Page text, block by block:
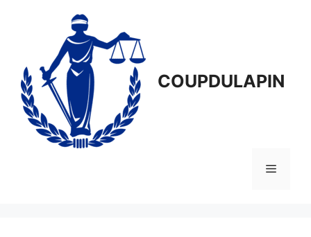
COUPDULAPIN
Menu